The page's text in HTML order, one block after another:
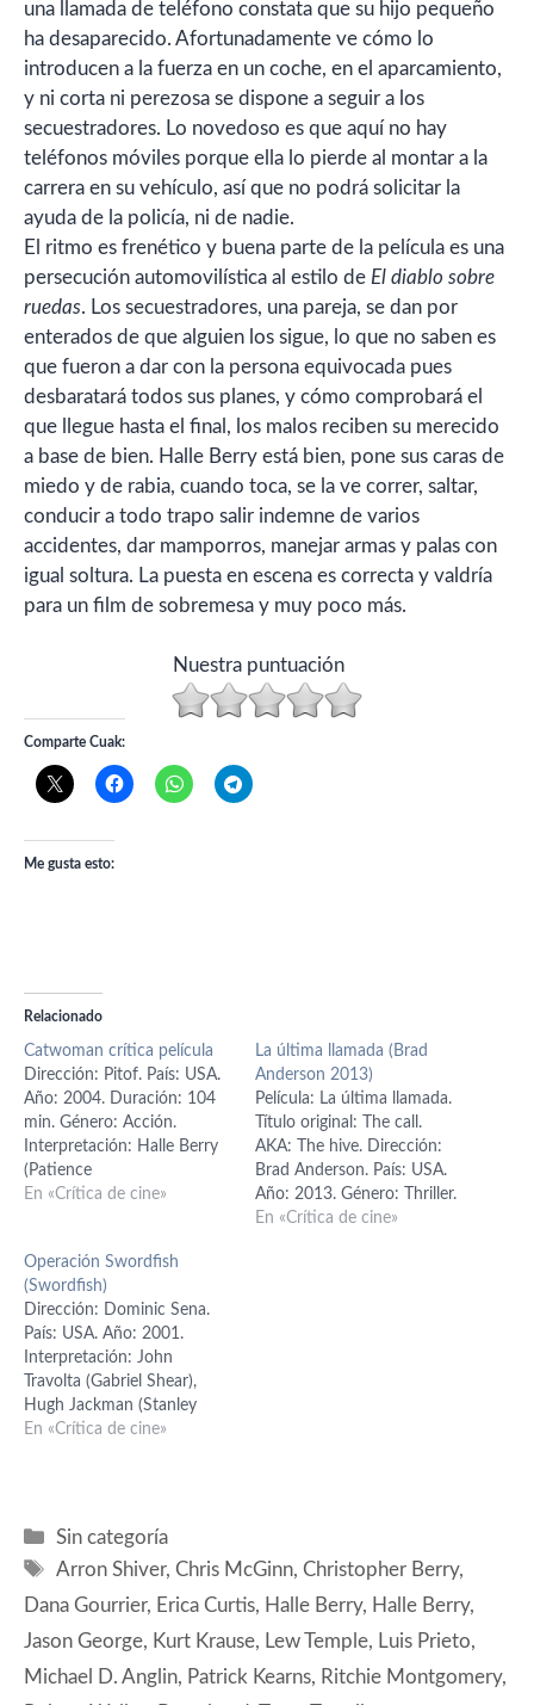
una llamada de teléfono constata que su hijo pequeño
ha desaparecido. Afortunadamente ve cómo lo
introducen a la fuerza en un coche, en el aparcamiento,
y ni corta ni perezosa se dispone a seguir a los
secuestradores. Lo novedoso es que aquí no hay
teléfonos móviles porque ella lo pierde al montar a la
carrera en su vehículo, así que no podrá solicitar la
ayuda de la policía, ni de nadie.
El ritmo es frenético y buena parte de la película es una
persecución automovilística al estilo de El diablo sobre
ruedas. Los secuestradores, una pareja, se dan por
enterados de que alguien los sigue, lo que no saben es
que fueron a dar con la persona equivocada pues
desbaratará todos sus planes, y cómo comprobará el
que llegue hasta el final, los malos reciben su merecido
a base de bien. Halle Berry está bien, pone sus caras de
miedo y de rabia, cuando toca, se la ve correr, saltar,
conducir a todo trapo salir indemne de varios
accidentes, dar mamporros, manejar armas y palas con
igual soltura. La puesta en escena es correcta y valdría
para un film de sobremesa y muy poco más.
Nuestra puntuación
Comparte Cuak:
Me gusta esto:
Relacionado
Catwoman crítica película
Dirección: Pitof. País: USA.
Año: 2004. Duración: 104
min. Género: Acción.
Interpretación: Halle Berry
(Patience
Phillips/Catwoman),
(Laurel Hedare), Lambert
Wilson (George Hedare),
Frances Conroy (Ophelia
Powers), Alex Borstein
(Sally), Michael Masee
(Armando), Byron Mann
(Wesley), Kim Smith (Drina),
Christopher Heyerdahl
En «Crítica de cine»
La última llamada (Brad
Anderson 2013)
Película: La última llamada.
Título original: The call.
AKA: The hive. Dirección:
Brad Anderson. País: USA.
Año: 2013. Género: Thriller.
Interpretación: Halle Berry
En «Crítica de cine»
Operación Swordfish
(Swordfish)
Dirección: Dominic Sena.
País: USA. Año: 2001.
Interpretación: John
Travolta (Gabriel Shear),
Hugh Jackman (Stanley
Jobson), Halle Berry (Ginger
Camryn Grimes (Holly
Jobson) Guión: Skip Woods.
Producción: Joel Silver,
Jonathan D. Krane y Paul
Woods y Dan Cracchiolo.…
En «Crítica de cine»
Categorías
Sin categoría
Etiquetas
Arron Shiver,Chris McGinn,Christopher Berry,
Dana Gourrier, Erica Curtis, Halle Berry, Halle Berry,
Jason George, Kurt Krause, Lew Temple, Luis Prieto,
Michael D. Anglin, Patrick Kearns, Ritchie Montgomery,